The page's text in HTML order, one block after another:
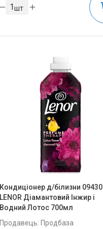
шт
Кондиціонер д/білизни 09430
LENOR Діамантовий Інжир і
Водний Лотос 700мл
Продавець: Продбаза